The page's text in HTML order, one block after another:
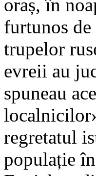
oraș, în
furtunos
trupelor
evreii au
spuneau
regretatul
populație